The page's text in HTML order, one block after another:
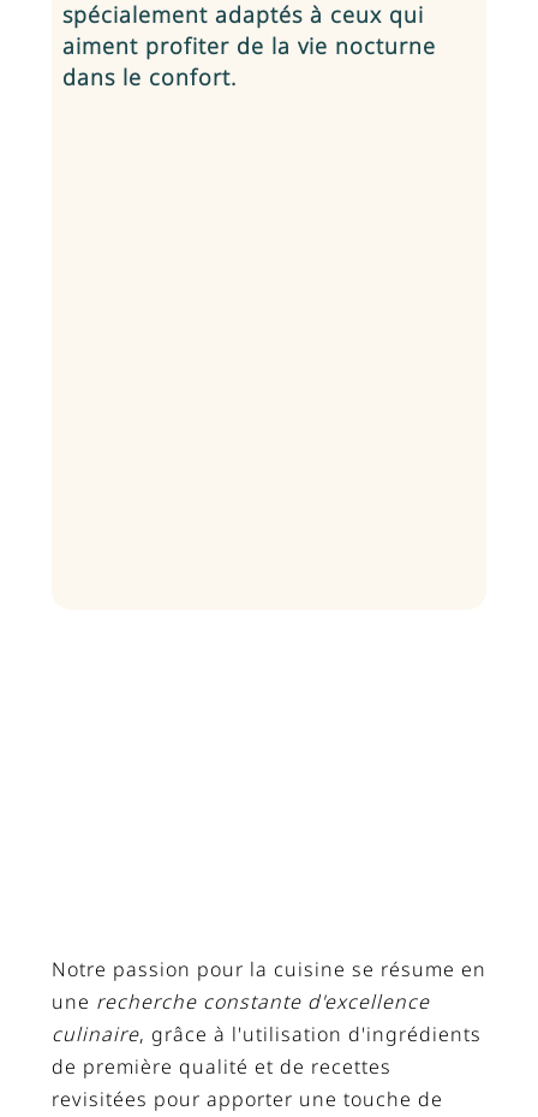
spécialement adaptés à ceux qui
aiment profiter de la vie nocturne
dans le confort.
Notre passion pour la cuisine se résume en
une recherche constante d'excellence
culinaire, grâce à l'utilisation d'ingrédients
de première qualité et de recettes
revisitées pour apporter une touche de